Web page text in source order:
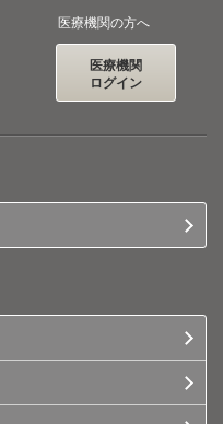
医療機関の方へ
医療機関
ログイン